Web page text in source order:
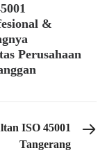
&
Perusahaan
NEXT POST
ISO 45001
Tangerang